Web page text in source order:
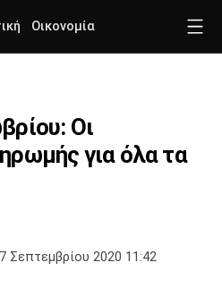
Οικονομία
Οι
για όλα τα
Σεπτεμβρίου 2020 11:42